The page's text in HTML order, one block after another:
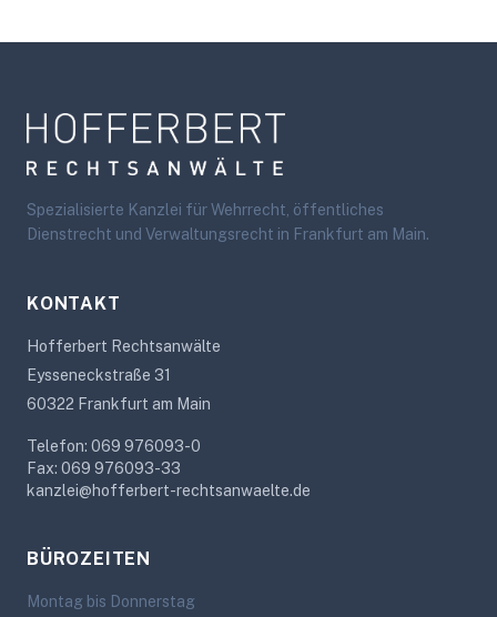
Spezialisierte Kanzlei für Wehrrecht, öffentliches
Dienstrecht und Verwaltungsrecht in Frankfurt am Main.
KONTAKT
Hofferbert Rechtsanwälte
Eysseneckstraße 31
60322 Frankfurt am Main
Telefon: 069 976093-0
Fax: 069 976093-33
kanzlei@hofferbert-rechtsanwaelte.de
BÜROZEITEN
Montag bis Donnerstag